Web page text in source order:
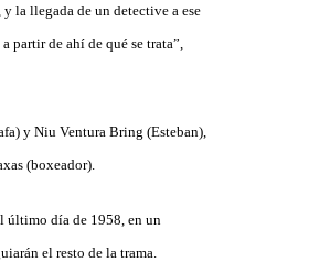
la llegada de un detective a ese
partir de ahí de qué se trata”,
y Niu Ventura Bring (Esteban),
(boxeador).
último día de 1958, en un
el resto de la trama.